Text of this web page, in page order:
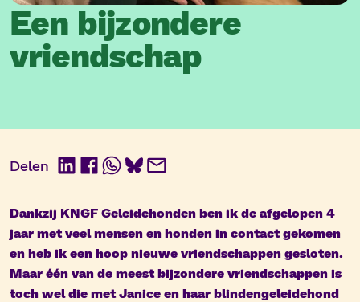
Een bijzondere
vriendschap
Delen
LinkedIn
Facebook
WhatsApp
BlueSky
E-
Dankzij KNGF Geleidehonden ben ik de afgelopen 4
jaar met veel mensen en honden in contact gekomen
en heb ik een hoop nieuwe vriendschappen gesloten.
Maar één van de meest bijzondere vriendschappen is
toch wel die met Janice en haar blindengeleidehond